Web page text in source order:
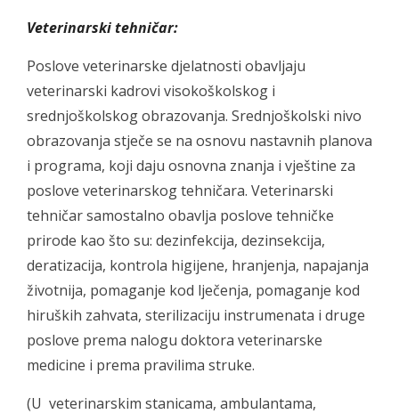
Veterinarski tehničar:
Poslove veterinarske djelatnosti obavljaju
veterinarski kadrovi visokoškolskog i
srednjoškolskog obrazovanja. Srednjoškolski nivo
obrazovanja stječe se na osnovu nastavnih planova
i programa, koji daju osnovna znanja i vještine za
poslove veterinarskog tehničara. Veterinarski
tehničar samostalno obavlja poslove tehničke
prirode kao što su: dezinfekcija, dezinsekcija,
deratizacija, kontrola higijene, hranjenja, napajanja
životnija, pomaganje kod lječenja, pomaganje kod
hiruških zahvata, sterilizaciju instrumenata i druge
poslove prema nalogu doktora veterinarske
medicine i prema pravilima struke.
(U veterinarskim stanicama, ambulantama,